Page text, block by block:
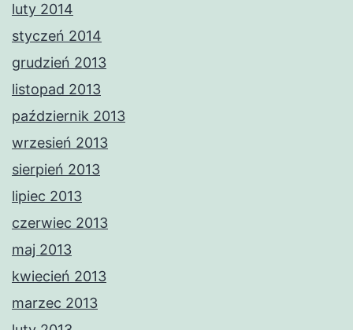
luty 2014
styczeń 2014
grudzień 2013
listopad 2013
październik 2013
wrzesień 2013
sierpień 2013
lipiec 2013
czerwiec 2013
maj 2013
kwiecień 2013
marzec 2013